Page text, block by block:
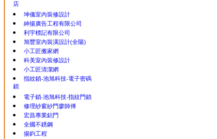
店
坤儀室內裝修設計
紳揚廣告工程有限公司
利宇標記有限公司
旭豐室內裝潢設計(全陽)
小工匠搬家網
科美室內裝修設計
小工匠清潔網
指紋鎖-池旭科技-電子密碼
鎖
電子鎖-池旭科技-指紋門鎖
修理紗窗紗門廖師傅
宏昌專業鋁門
全國不銹鋼
揚鈞工程